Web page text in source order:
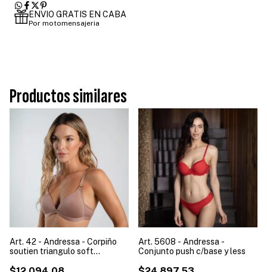
ENVIO GRATIS EN CABA
Por motomensajeria
Productos similares
Art. 42 - Andressa - Corpiño
soutien triangulo soft
Art. 5608 - Andressa -
Conjunto push c/base y less